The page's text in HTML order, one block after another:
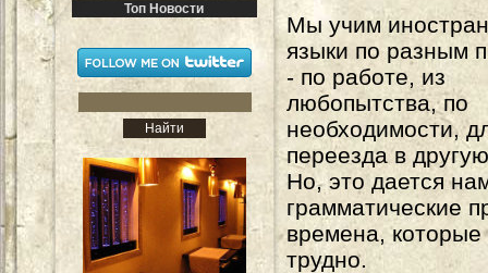
Топ Новости
Мы учим
языки по разным
- по работе, из
любопытства, по
необходимости,
переезда в
Но, это дается
грамматические
времена,
трудно.